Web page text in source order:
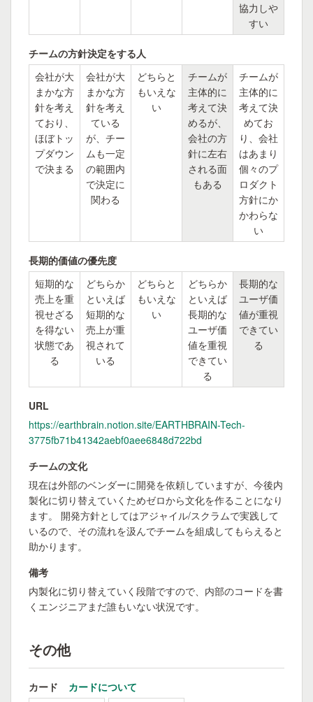
協力しや
すい
チームの方針決定をする人
会社が大
まかな方
針を考え
ており、
ほぼトッ
プダウン
で決まる
会社が大
まかな方
針を考え
ている
が、チー
ムも一定
の範囲内
で決定に
関わる
どちらと
もいえな
い
チームが
主体的に
考えて決
めるが、
会社の方
針に左右
される面
もある
チームが
主体的に
考えて決
めてお
り、会社
はあまり
個々のプ
ロダクト
方針にか
かわらな
い
長期的価値の優先度
短期的な
売上を重
視せざる
を得ない
状態であ
る
どちらか
といえば
短期的な
売上が重
視されて
いる
どちらと
もいえな
い
どちらか
といえば
長期的な
ユーザ価
値を重視
できてい
る
長期的な
ユーザ価
値が重視
できてい
る
URL
https://earthbrain.notion.site/EARTHBRAIN-Tech-
3775fb71b41342aebf0aee6848d722bd
チームの文化
現在は外部のベンダーに開発を依頼していますが、今後内
製化に切り替えていくためゼロから文化を作ることになり
ます。 開発方針としてはアジャイル/スクラムで実践して
いるので、その流れを汲んでチームを組成してもらえると
助かります。
備考
内製化に切り替えていく段階ですので、内部のコードを書
くエンジニアまだ誰もいない状況です。
その他
カード カードについて